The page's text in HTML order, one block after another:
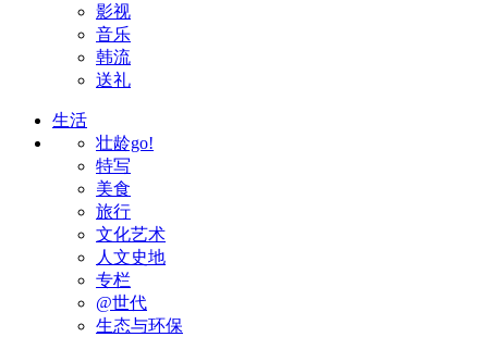
影视
音乐
韩流
送礼
生活
壮龄go!
特写
美食
旅行
文化艺术
人文史地
专栏
@世代
生态与环保